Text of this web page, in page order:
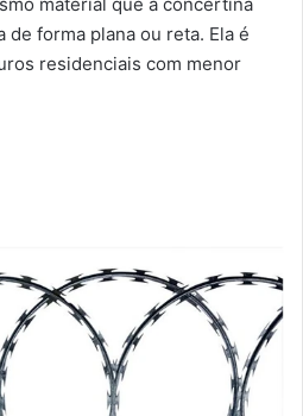
forma plana ou reta. Ela é
residenciais com menor